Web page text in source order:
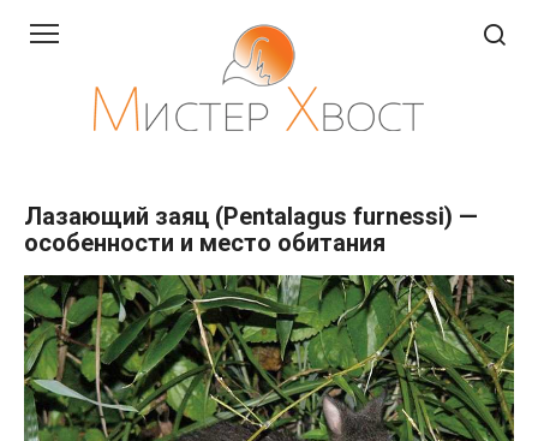
Лазающий заяц (Pentalagus furnessi) —
особенности и место обитания